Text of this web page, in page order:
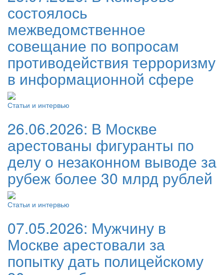
состоялось
межведомственное
совещание по вопросам
противодействия терроризму
в информационной сфере
Статьи и интервью
26.06.2026: В Москве
арестованы фигуранты по
делу о незаконном выводе за
рубеж более 30 млрд рублей
Статьи и интервью
07.05.2026: Мужчину в
Москве арестовали за
попытку дать полицейскому